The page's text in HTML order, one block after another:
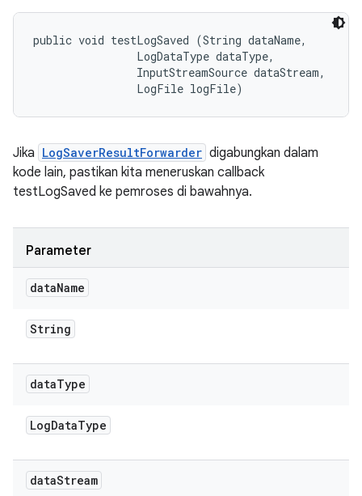
public void testLogSaved (String dataName,
                LogDataType dataType,
                InputStreamSource dataStream,
                LogFile logFile)
Jika LogSaverResultForwarder digabungkan dalam
kode lain, pastikan kita meneruskan callback
testLogSaved ke pemroses di bawahnya.
Parameter
dataName
String
dataType
LogDataType
dataStream